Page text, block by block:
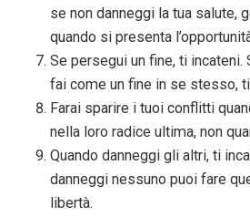
se non danneggi la tua salute,
quando si presenta
Se persegui un fine, ti incateni.
fai come un fine in se stesso,
Farai sparire i tuoi conflitti
nella loro radice ultima, non
Quando danneggi gli altri, ti
danneggi nessuno puoi fare
libertà.